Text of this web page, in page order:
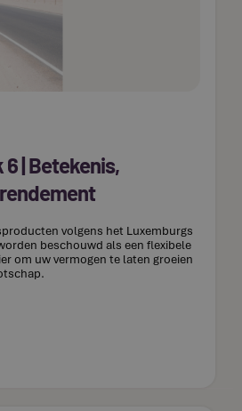
6 | Betekenis,
volgens het Luxemburgs
beschouwd als een flexibele
om uw vermogen te laten groeien